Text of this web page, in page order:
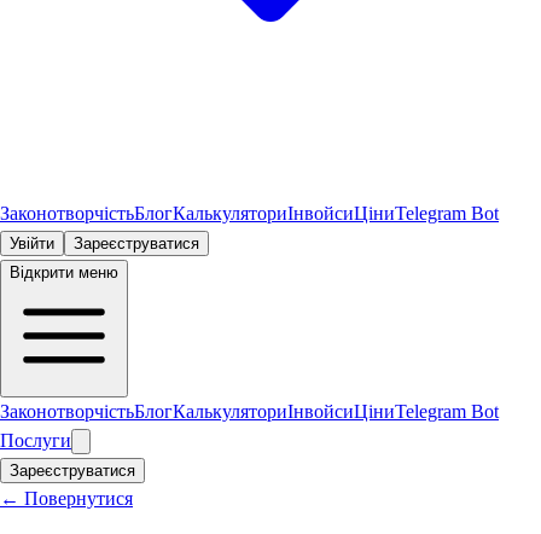
ЗаконотворчістьБлогКалькуляториІнвойсиЦіниTelegram Bot
Увійти
Зареєструватися
Відкрити меню
ЗаконотворчістьБлогКалькуляториІнвойсиЦіниTelegram Bot
Послуги
Зареєструватися
← Повернутися